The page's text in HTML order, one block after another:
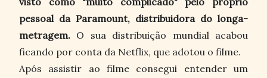
pessoal da Paramount, distribuidora do longa-
metragem. O sua distribuição mundial acabou
ficando por conta da Netflix, que adotou o filme.
Após assistir ao filme consegui entender um